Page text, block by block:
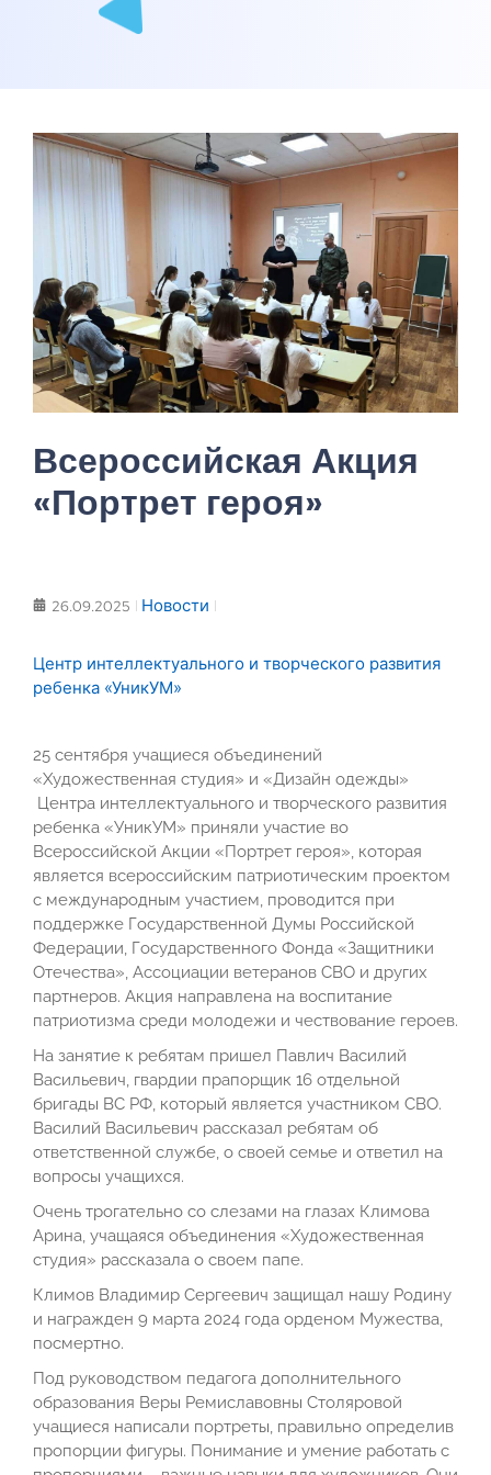
Всероссийская Акция
«Портрет героя»
26.09.2025 Новости
Центр интеллектуального и творческого развития
ребенка «УникУМ»
25 сентября учащиеся объединений
«Художественная студия» и «Дизайн одежды»
Центра интеллектуального и творческого развития
ребенка «УникУМ» приняли участие во
Всероссийской Акции «Портрет героя», которая
является всероссийским патриотическим проектом
с международным участием, проводится при
поддержке Государственной Думы Российской
Федерации, Государственного Фонда «Защитники
Отечества», Ассоциации ветеранов СВО и других
партнеров. Акция направлена на воспитание
патриотизма среди молодежи и чествование героев.
На занятие к ребятам пришел Павлич Василий
Васильевич, гвардии прапорщик 16 отдельной
бригады ВС РФ, который является участником СВО.
Василий Васильевич рассказал ребятам об
ответственной службе, о своей семье и ответил на
вопросы учащихся.
Очень трогательно со слезами на глазах Климова
Арина, учащаяся объединения «Художественная
студия» рассказала о своем папе.
Климов Владимир Сергеевич защищал нашу Родину
и награжден 9 марта 2024 года орденом Мужества,
посмертно.
Под руководством педагога дополнительного
образования Веры Ремиславовны Столяровой
учащиеся написали портреты, правильно определив
пропорции фигуры. Понимание и умение работать с